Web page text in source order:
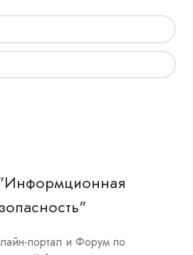
портал и Форум по